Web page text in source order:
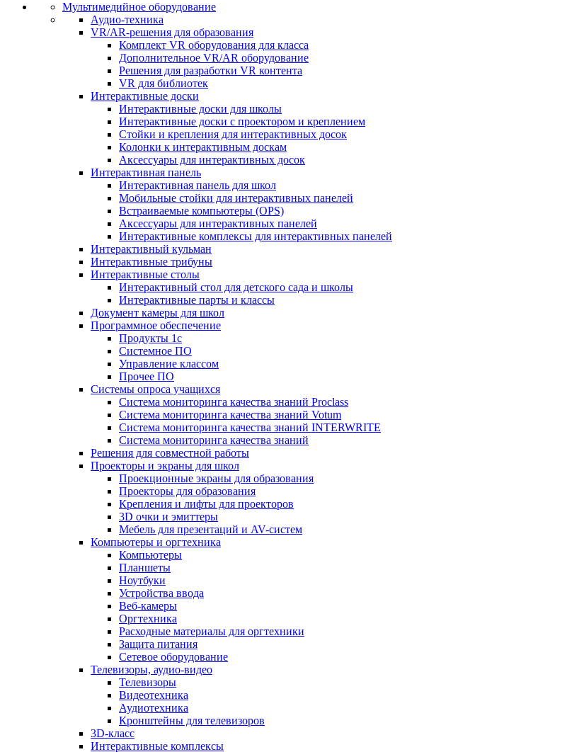
Мультимедийное оборудование
Аудио-техника
VR/AR-решения для образования
Комплект VR оборудования для класса
Дополнительное VR/AR оборудование
Решения для разработки VR контента
VR для библиотек
Интерактивные доски
Интерактивные доски для школы
Интерактивные доски с проектором и креплением
Стойки и крепления для интерактивных досок
Колонки к интерактивным доскам
Аксессуары для интерактивных досок
Интерактивная панель
Интерактивная панель для школ
Мобильные стойки для интерактивных панелей
Встраиваемые компьютеры (OPS)
Аксессуары для интерактивных панелей
Интерактивные комплексы для интерактивных панелей
Интерактивный кульман
Интерактивные трибуны
Интерактивные столы
Интерактивный стол для детского сада и школы
Интерактивные парты и классы
Документ камеры для школ
Программное обеспечение
Продукты 1с
Системное ПО
Управление классом
Прочее ПО
Системы опроса учащихся
Система мониторинга качества знаний Proclass
Система мониторинга качества знаний Votum
Система мониторинга качества знаний INTERWRITE
Система мониторинга качества знаний
Решения для совместной работы
Проекторы и экраны для школ
Проекционные экраны для образования
Проекторы для образования
Крепления и лифты для проекторов
3D очки и эмиттеры
Мебель для презентаций и AV-систем
Компьютеры и оргтехника
Компьютеры
Планшеты
Ноутбуки
Устройства ввода
Веб-камеры
Оргтехника
Расходные материалы для оргтехники
Защита питания
Сетевое оборудование
Телевизоры, аудио-видео
Телевизоры
Видеотехника
Аудиотехника
Кронштейны для телевизоров
3D-класс
Интерактивные комплексы